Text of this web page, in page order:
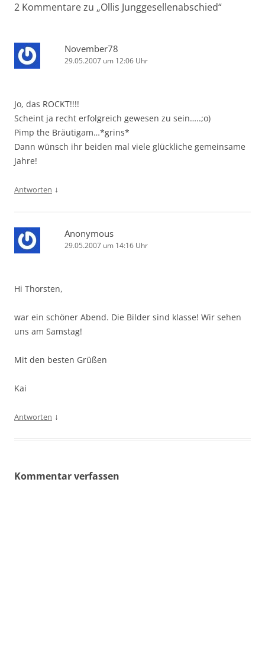
2 Kommentare zu „Ollis Junggesellenabschied“
November78
29.05.2007 um 12:06 Uhr
Jo, das ROCKT!!!!
Scheint ja recht erfolgreich gewesen zu sein…..;o)
Pimp the Bräutigam…*grins*
Dann wünsch ihr beiden mal viele glückliche gemeinsame
Jahre!
Antworten ↓
Anonymous
29.05.2007 um 14:16 Uhr
Hi Thorsten,
war ein schöner Abend. Die Bilder sind klasse! Wir sehen
uns am Samstag!
Mit den besten Grüßen
Kai
Antworten ↓
Kommentar verfassen